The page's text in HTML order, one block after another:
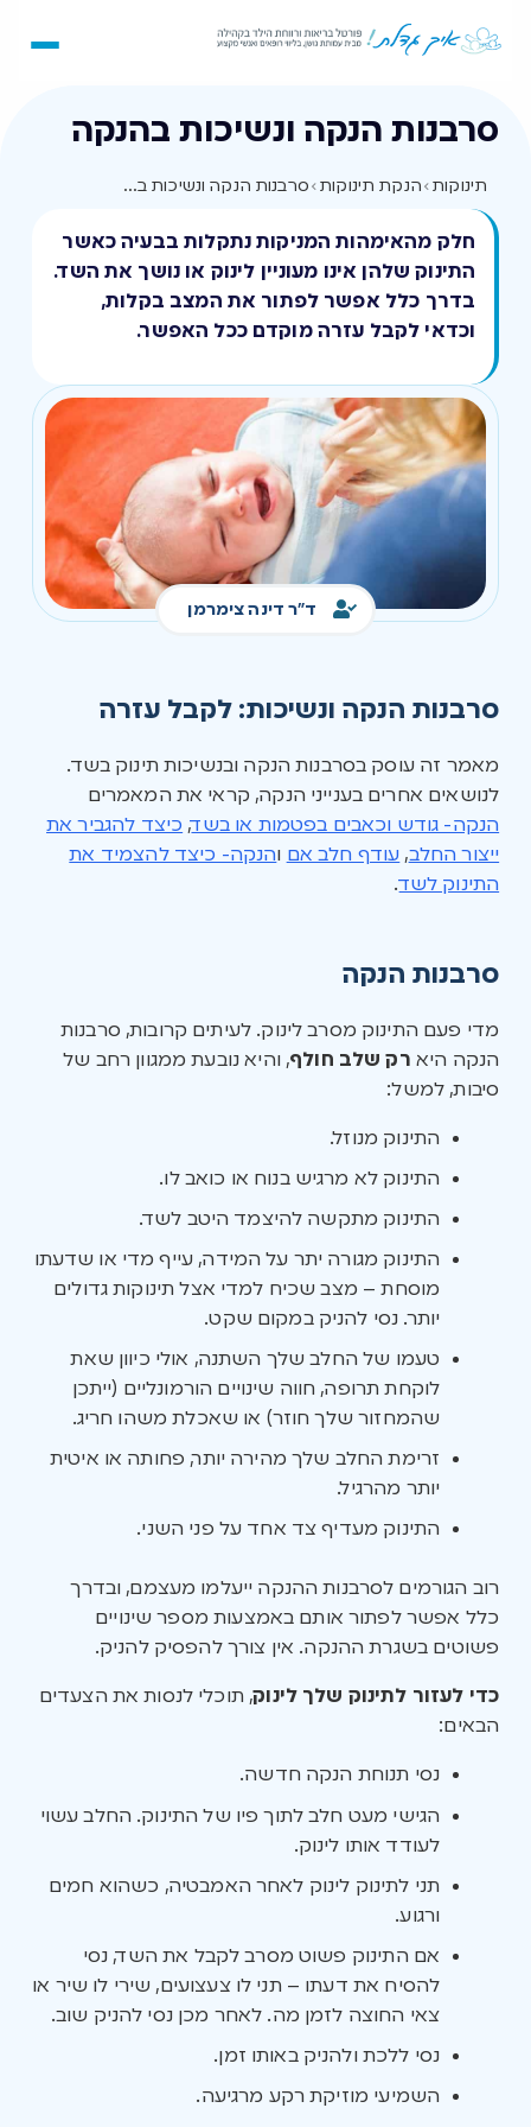
סרבנות הנקה ונשיכות בהנקה
תינוקות›הנקת תינוקות› סרבנות הנקה ונשיכות בהנקה
חלק מהאימהות המניקות נתקלות בבעיה כאשר
התינוק שלהן אינו מעוניין לינוק או נושך את השד.
בדרך כלל אפשר לפתור את המצב בקלות,
וכדאי לקבל עזרה מוקדם ככל האפשר.
ד"ר דינה צימרמן
סרבנות הנקה ונשיכות: לקבל עזרה
מאמר זה עוסק בסרבנות הנקה ובנשיכות תינוק בשד.
לנושאים אחרים בענייני הנקה, קראי את המאמרים
הנקה- גודש וכאבים בפטמות או בשד, כיצד להגביר את
ייצור החלב, עודף חלב אם והנקה- כיצד להצמיד את
התינוק לשד.
סרבנות הנקה
מדי פעם התינוק מסרב לינוק. לעיתים קרובות, סרבנות
הנקה היא רק שלב חולף, והיא נובעת ממגוון רחב של
סיבות, למשל:
התינוק מנוזל.
התינוק לא מרגיש בנוח או כואב לו.
התינוק מתקשה להיצמד היטב לשד.
התינוק מגורה יתר על המידה, עייף מדי או שדעתו
מוסחת – מצב שכיח למדי אצל תינוקות גדולים
יותר. נסי להניק במקום שקט.
טעמו של החלב שלך השתנה, אולי כיוון שאת
לוקחת תרופה, חווה שינויים הורמונליים (ייתכן
שהמחזור שלך חוזר) או שאכלת משהו חריג.
זרימת החלב שלך מהירה יותר, פחותה או איטית
יותר מהרגיל.
התינוק מעדיף צד אחד על פני השני.
רוב הגורמים לסרבנות ההנקה ייעלמו מעצמם, ובדרך
כלל אפשר לפתור אותם באמצעות מספר שינויים
פשוטים בשגרת ההנקה. אין צורך להפסיק להניק.
כדי לעזור לתינוק שלך לינוק, תוכלי לנסות את הצעדים
הבאים:
נסי תנוחת הנקה חדשה.
הגישי מעט חלב לתוך פיו של התינוק. החלב עשוי
לעודד אותו לינוק.
תני לתינוק לינוק לאחר האמבטיה, כשהוא חמים
ורגוע.
אם התינוק פשוט מסרב לקבל את השד, נסי
להסיח את דעתו – תני לו צעצועים, שירי לו שיר או
צאי החוצה לזמן מה. לאחר מכן נסי להניק שוב.
נסי ללכת ולהניק באותו זמן.
השמיעי מוזיקת רקע מרגיעה.